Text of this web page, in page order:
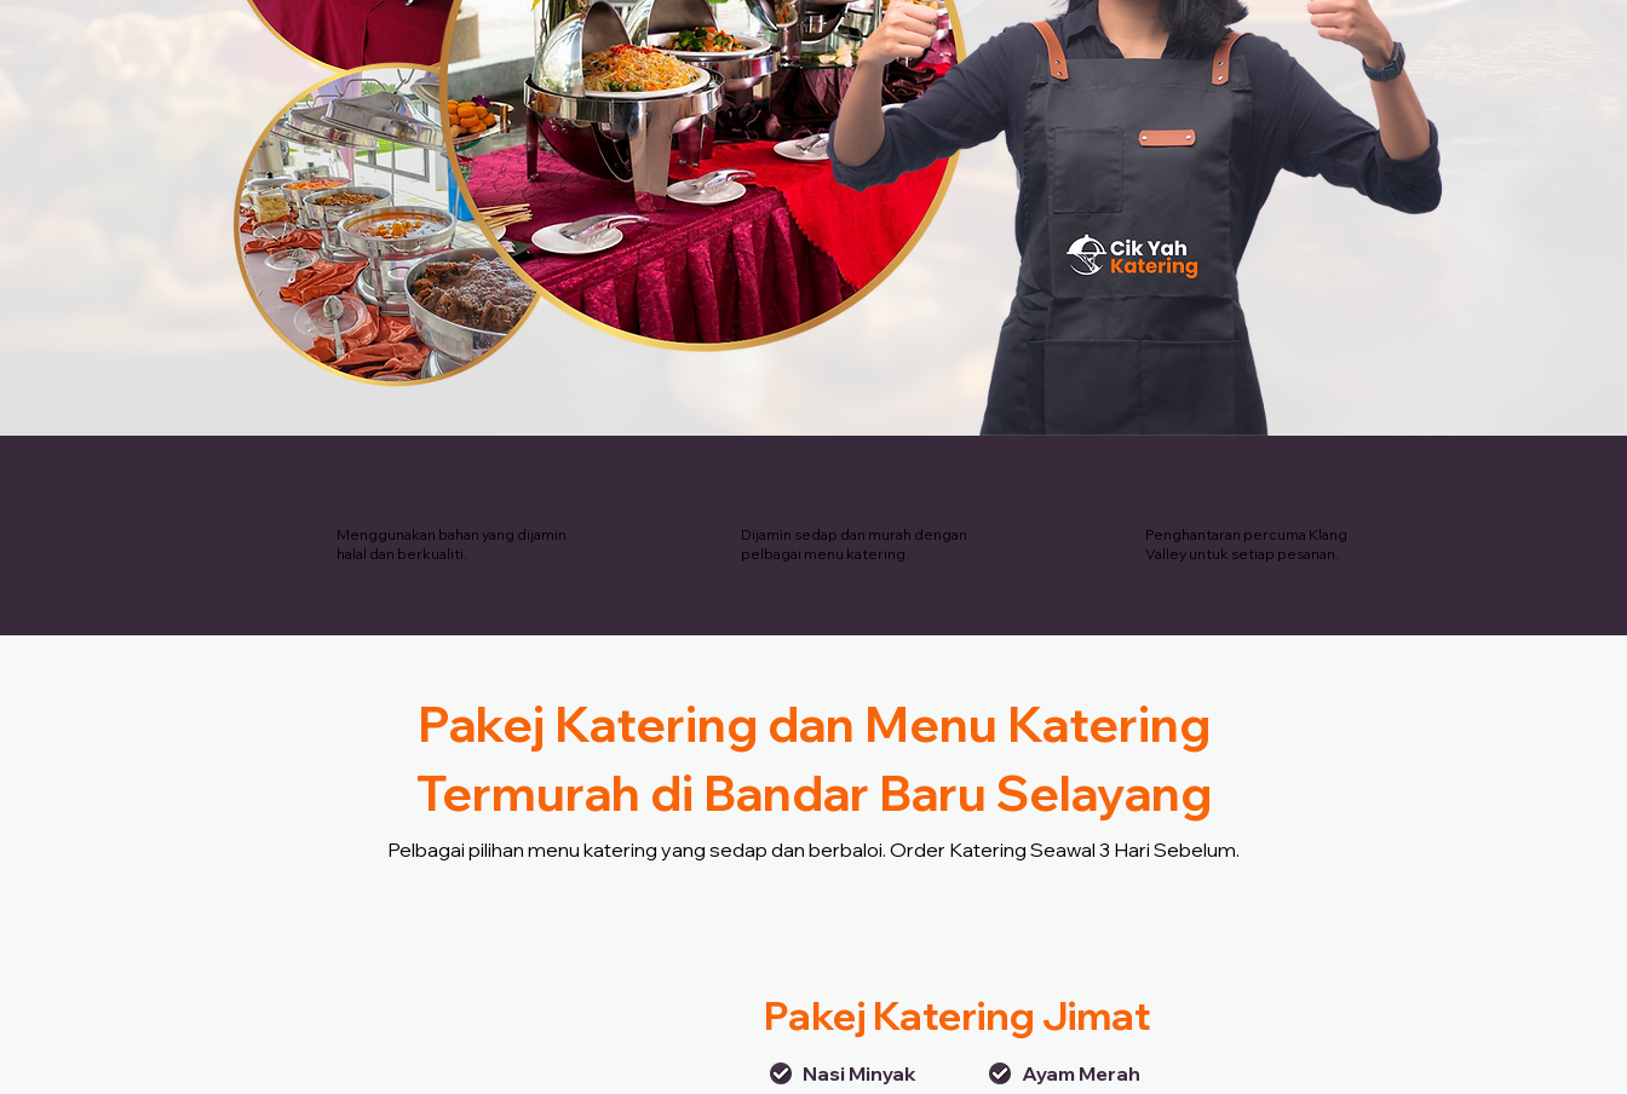
Menggunakan bahan yang dijamin
halal dan berkualiti.
Dijamin sedap dan murah dengan
pelbagai menu katering.
Penghantaran percuma Klang
Valley untuk setiap pesanan.
Pakej Katering dan Menu Katering
Termurah di Bandar Baru Selayang
Pelbagai pilihan menu katering yang sedap dan berbaloi. Order Katering Seawal 3 Hari Sebelum.
Pakej Katering Jimat
Nasi Minyak
Ayam Merah